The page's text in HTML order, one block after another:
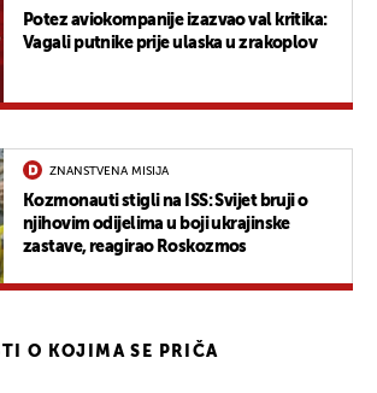
Potez aviokompanije izazvao val kritika:
Vagali putnike prije ulaska u zrakoplov
ZNANSTVENA MISIJA
Kozmonauti stigli na ISS: Svijet bruji o
njihovim odijelima u boji ukrajinske
zastave, reagirao Roskozmos
O KOJIMA SE PRIČA